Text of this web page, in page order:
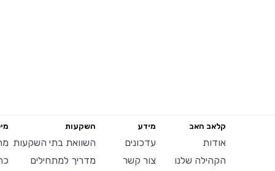
קלאב האב
אודות
הקהילה שלנו
מידע
עדכונים
צור קשר
השקעות
השוואת בתי השקעות
מדריך למתחילים